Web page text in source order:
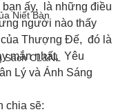
Niết Bàn
CL&NL
ấy,  là những điều
người nào thấy
Thượng Đế,  đó là
mắn nhất.  Yêu
Lý và Ánh Sáng
chia sẽ: